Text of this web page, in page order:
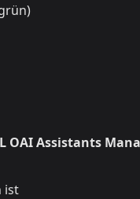
OAI Assistants
ist